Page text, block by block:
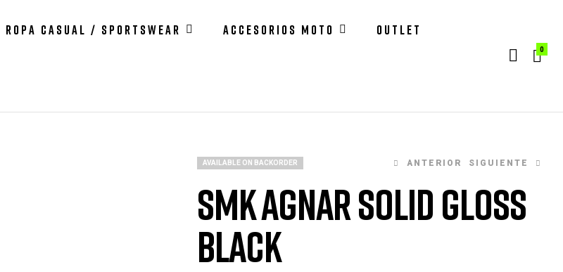
ROPA CASUAL / SPORTSWEAR ACCESORIOS MOTO OUTLET
0
AVAILABLE ON BACKORDER ANTERIOR SIGUIENTE
SMK AGNAR SOLID GLOSS
BLACK